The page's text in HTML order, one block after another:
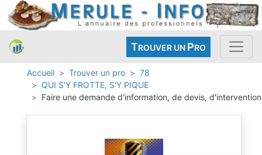
TROUVER UN PRO
Accueil Trouver un pro
78
QUI S'Y FROTTE, S'Y PIQUE
Faire une demande d'information, de devis, d'intervention